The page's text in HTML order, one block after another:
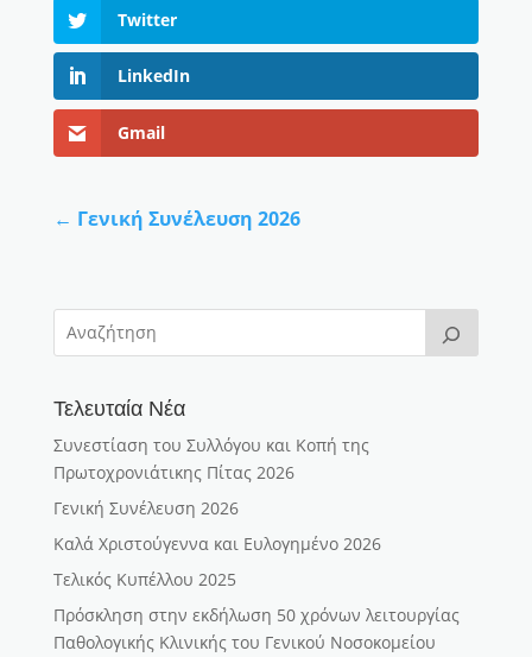
Twitter
LinkedIn
Gmail
← Γενική Συνέλευση 2026
Τελευταία Νέα
Συνεστίαση του Συλλόγου και Κοπή της
Πρωτοχρονιάτικης Πίτας 2026
Γενική Συνέλευση 2026
Καλά Χριστούγεννα και Ευλογημένο 2026
Τελικός Κυπέλλου 2025
Πρόσκληση στην εκδήλωση 50 χρόνων λειτουργίας
Παθολογικής Κλινικής του Γενικού Νοσοκομείου